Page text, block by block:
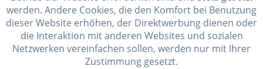
werden. Andere Cookies, die den Komfort bei Benutzung
dieser Website erhöhen, der Direktwerbung dienen oder
die Interaktion mit anderen Websites und sozialen
Netzwerken vereinfachen sollen, werden nur mit Ihrer
Zustimmung gesetzt.